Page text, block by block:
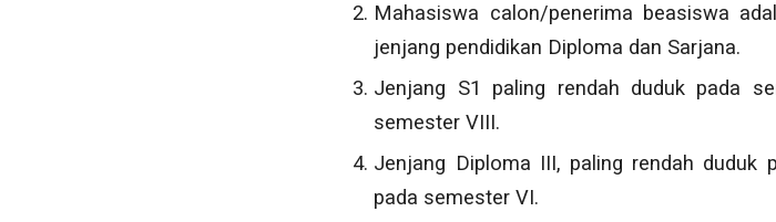
Mahasiswa calon/penerima beasiswa
jenjang pendidikan Diploma dan Sarjana.
Jenjang S1 paling rendah duduk pada
semester VIII.
Jenjang Diploma III, paling rendah duduk
pada semester VI.